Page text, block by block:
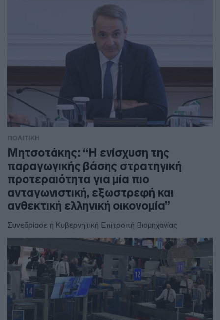
ΠΟΛΙΤΙΚΗ
Μητσοτάκης: “Η ενίσχυση της
παραγωγικής βάσης στρατηγική
προτεραιότητα για μία πιο
ανταγωνιστική, εξωστρεφή και
ανθεκτική ελληνική οικονομία”
Συνεδρίασε η Κυβερνητική Επιτροπή Βιομηχανίας